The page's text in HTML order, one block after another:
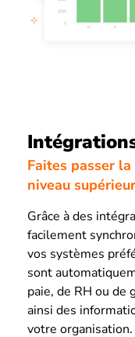
Faites passer
niveau supérieur
Grâce à des
facilement
vos systèmes
sont
paie, de RH ou de
ainsi des
votre organisation.